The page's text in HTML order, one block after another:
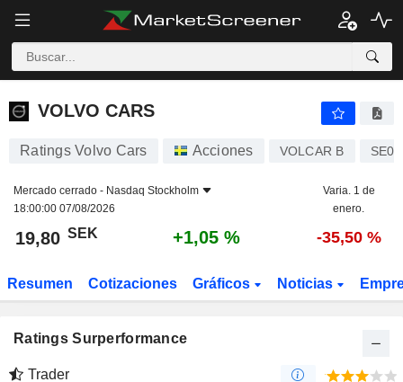
VOLVO CARS
VOLVO CARS
Ratings Volvo Cars Acciones VOLCAR B
Mercado cerrado - Nasdaq Stockholm
18:00:00 07/08/2026
Varia. 1 de
enero.
19,80 SEK +1,05 % -35,50 %
Resumen Cotizaciones Gráficos Noticias
Ratings Surperformance
Trader